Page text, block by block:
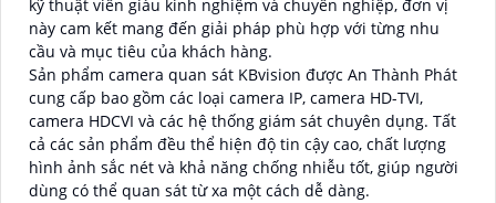
kỹ thuật viên giàu kinh nghiệm và chuyên nghiệp, đơn vị
này cam kết mang đến giải pháp phù hợp với từng nhu
cầu và mục tiêu của khách hàng.
Sản phẩm camera quan sát KBvision được An Thành Phát
cung cấp bao gồm các loại camera IP, camera HD-TVI,
camera HDCVI và các hệ thống giám sát chuyên dụng. Tất
cả các sản phẩm đều thể hiện độ tin cậy cao, chất lượng
hình ảnh sắc nét và khả năng chống nhiễu tốt, giúp người
dùng có thể quan sát từ xa một cách dễ dàng.